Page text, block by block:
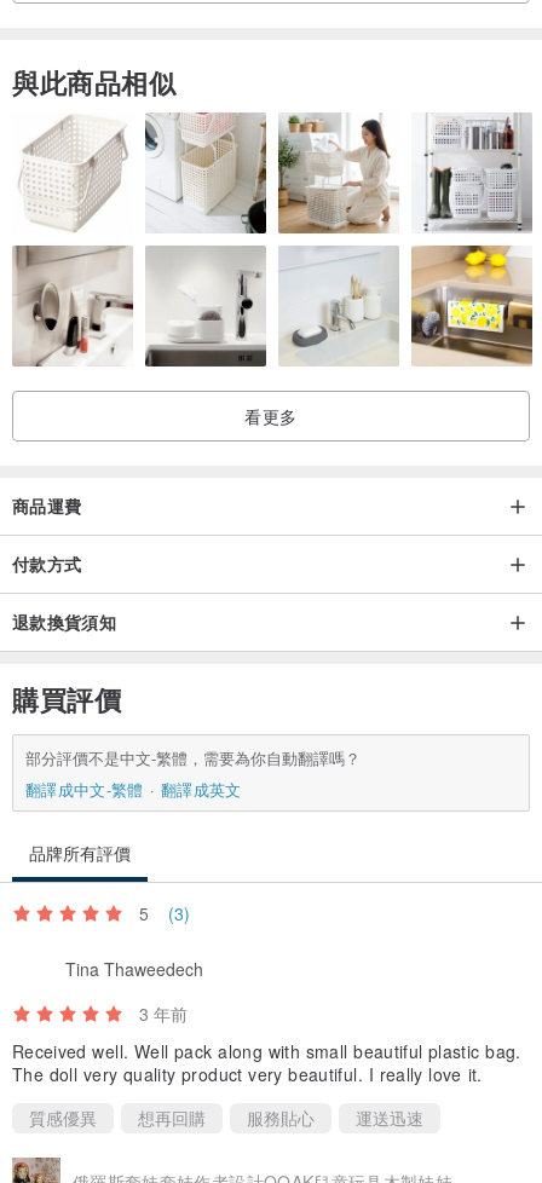
與此商品相似
看更多
商品運費
付款方式
退款換貨須知
購買評價
部分評價不是中文-繁體，需要為你自動翻譯嗎？
翻譯成中文-繁體
翻譯成英文
品牌所有評價
5 (3)
Tina Thaweedech
3 年前
Received well. Well pack along with small beautiful plastic bag.
The doll very quality product very beautiful. I really love it.
質感優異
想再回購 服務貼心 運送迅速